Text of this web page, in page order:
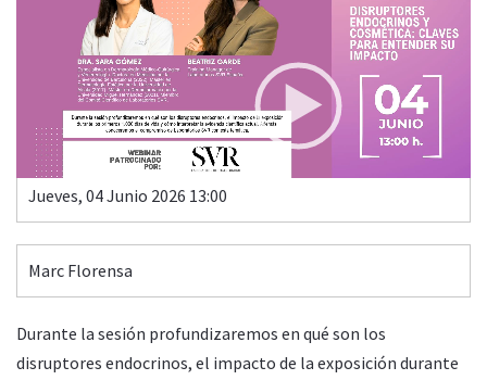
DISRUPTORES ENDOCRINOS Y COSMÉTICA: CLAVES PARA
ENTENDER SU IMPACTO
Jueves, 04 Junio 2026 13:00
Marc Florensa
00:00 13:31
Durante la sesión profundizaremos en qué son los
disruptores endocrinos, el impacto de la exposición durante